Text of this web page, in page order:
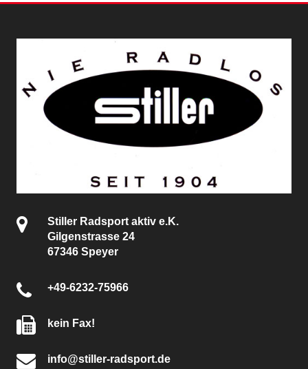
Stiller Radsport aktiv e.K.
Gilgenstrasse 24
67346 Speyer
+49-6232-75966
kein Fax!
info@stiller-radsport.de